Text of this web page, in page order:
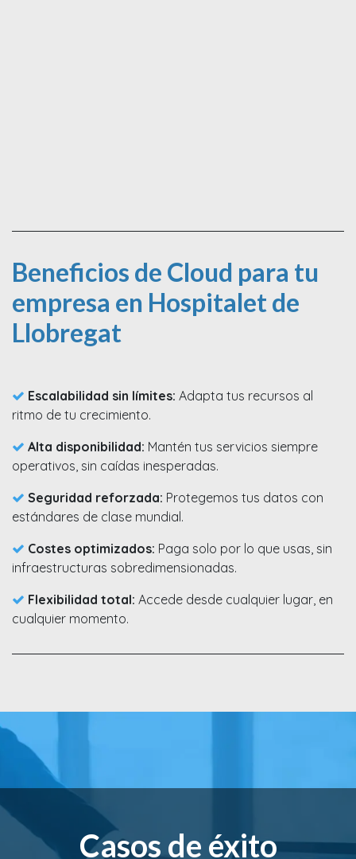
Beneficios de Cloud para tu
empresa en Hospitalet de
Llobregat
Escalabilidad sin límites: Adapta tus recursos al
ritmo de tu crecimiento.
Alta disponibilidad: Mantén tus servicios siempre
operativos, sin caídas inesperadas.
Seguridad reforzada: Protegemos tus datos con
estándares de clase mundial.
Costes optimizados: Paga solo por lo que usas, sin
infraestructuras sobredimensionadas.
Flexibilidad total: Accede desde cualquier lugar, en
cualquier momento.
Casos de éxito